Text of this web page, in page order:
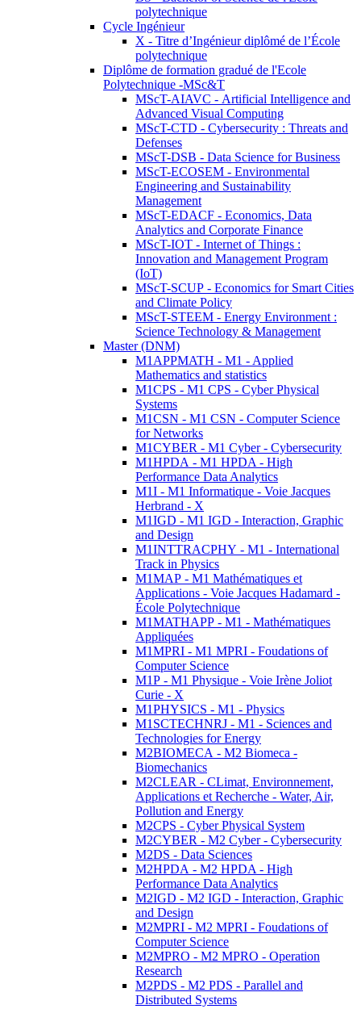
polytechnique
Cycle Ingénieur
X - Titre d’Ingénieur diplômé de l’École
polytechnique
Diplôme de formation gradué de l'Ecole
Polytechnique -MSc&T
MScT-AIAVC - Artificial Intelligence and
Advanced Visual Computing
MScT-CTD - Cybersecurity : Threats and
Defenses
MScT-DSB - Data Science for Business
MScT-ECOSEM - Environmental
Engineering and Sustainability
Management
MScT-EDACF - Economics, Data
Analytics and Corporate Finance
MScT-IOT - Internet of Things :
Innovation and Management Program
(IoT)
MScT-SCUP - Economics for Smart Cities
and Climate Policy
MScT-STEEM - Energy Environment :
Science Technology & Management
Master (DNM)
M1APPMATH - M1 - Applied
Mathematics and statistics
M1CPS - M1 CPS - Cyber Physical
Systems
M1CSN - M1 CSN - Computer Science
for Networks
M1CYBER - M1 Cyber - Cybersecurity
M1HPDA - M1 HPDA - High
Performance Data Analytics
M1I - M1 Informatique - Voie Jacques
Herbrand - X
M1IGD - M1 IGD - Interaction, Graphic
and Design
M1INTTRACPHY - M1 - International
Track in Physics
M1MAP - M1 Mathématiques et
Applications - Voie Jacques Hadamard -
École Polytechnique
M1MATHAPP - M1 - Mathématiques
Appliquées
M1MPRI - M1 MPRI - Foudations of
Computer Science
M1P - M1 Physique - Voie Irène Joliot
Curie - X
M1PHYSICS - M1 - Physics
M1SCTECHNRJ - M1 - Sciences and
Technologies for Energy
M2BIOMECA - M2 Biomeca -
Biomechanics
M2CLEAR - CLimat, Environnement,
Applications et Recherche - Water, Air,
Pollution and Energy
M2CPS - Cyber Physical System
M2CYBER - M2 Cyber - Cybersecurity
M2DS - Data Sciences
M2HPDA - M2 HPDA - High
Performance Data Analytics
M2IGD - M2 IGD - Interaction, Graphic
and Design
M2MPRI - M2 MPRI - Foudations of
Computer Science
M2MPRO - M2 MPRO - Operation
Research
M2PDS - M2 PDS - Parallel and
Distributed Systems